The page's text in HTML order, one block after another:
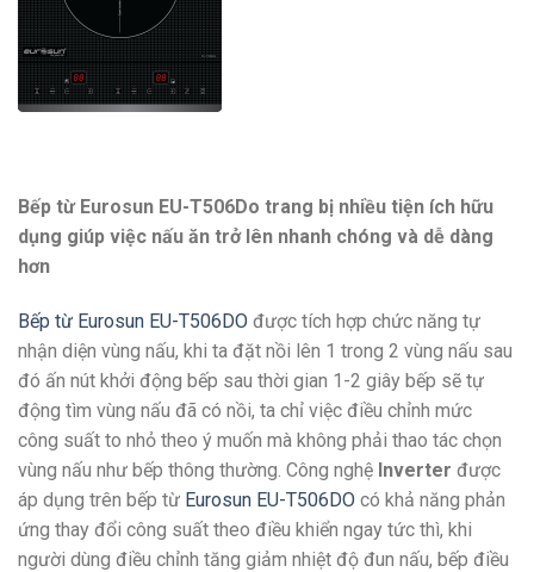
Bếp từ Eurosun EU-T506Do trang bị nhiều tiện ích hữu
dụng giúp việc nấu ăn trở lên nhanh chóng và dễ dàng
hơn
Bếp từ Eurosun EU-T506DO được tích hợp chức năng tự
nhận diện vùng nấu, khi ta đặt nồi lên 1 trong 2 vùng nấu sau
đó ấn nút khởi động bếp sau thời gian 1-2 giây bếp sẽ tự
động tìm vùng nấu đã có nồi, ta chỉ việc điều chỉnh mức
công suất to nhỏ theo ý muốn mà không phải thao tác chọn
vùng nấu như bếp thông thường. Công nghệ Inverter được
áp dụng trên bếp từ Eurosun EU-T506DO có khả năng phản
ứng thay đổi công suất theo điều khiển ngay tức thì, khi
người dùng điều chỉnh tăng giảm nhiệt độ đun nấu, bếp điều